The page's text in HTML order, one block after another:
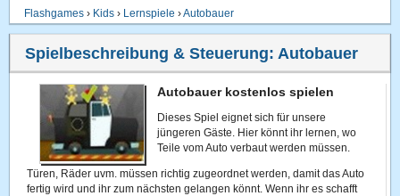
Flashgames › Kids › Lernspiele ›Autobauer
Spielbeschreibung & Steuerung:Autobauer
Autobauer kostenlos spielen
Dieses Spiel eignet sich für unsere
jüngeren Gäste. Hier könnt ihr lernen, wo
Teile vom Auto verbaut werden müssen.
Türen, Räder uvm. müssen richtig zugeordnet werden, damit das Auto
fertig wird und ihr zum nächsten gelangen könnt. Wenn ihr es schafft